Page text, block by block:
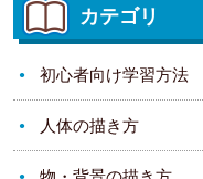
カテゴリ
初心者向け学習方法
人体の描き方